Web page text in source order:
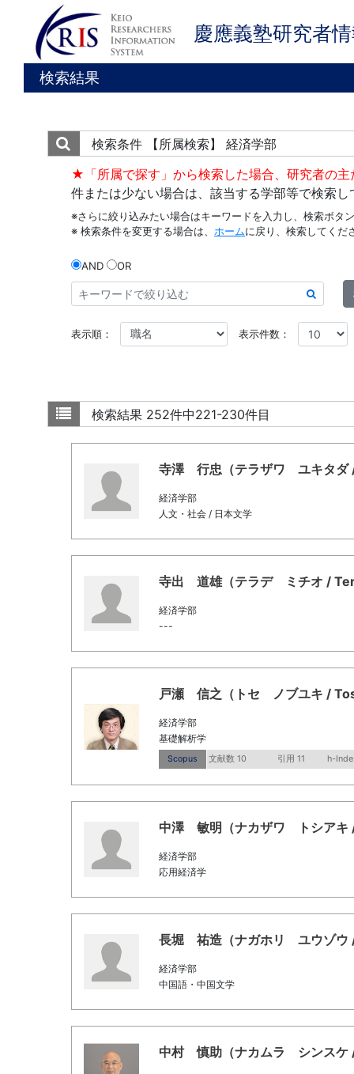
慶應義塾研究者
検索結果
検索条件
【所属検索】 経済学部
★「所属で探す」から検索した場合、研究者の
件または少ない場合は、該当する学部等で検索し
※さらに絞り込みたい場合はキーワードを入力し、検索ボタ
※ 検索条件を変更する場合は、 ホームに戻り、検索してくだ
AND OR
表示順： 表示件数：
検索結果 252件中221-230件目
寺澤 行忠（テラザワ ユキタダ
経済学部
人文・社会 / 日本文学
寺出 道雄（テラデ ミチオ /
経済学部
---
戸瀬 信之（トセ ノブユキ /
経済学部
基礎解析学
Scopus 文献数 10 引用 11 h-
中澤 敏明（ナカザワ トシアキ
経済学部
応用経済学
長堀 祐造（ナガホリ ユウゾウ
経済学部
中国語・中国文学
中村 慎助（ナカムラ シンスケ